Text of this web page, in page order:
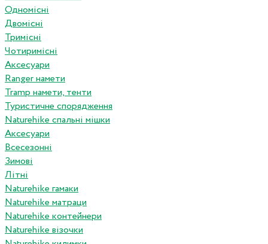
Одномісні
Двомісні
Тримісні
Чотиримісні
Аксесуари
Ranger намети
Tramp намети, тенти
Туристичне спорядження
Naturehike спальні мішки
Аксесуари
Всесезонні
Зимові
Літні
Naturehike гамаки
Naturehike матраци
Naturehike контейнери
Naturehike візочки